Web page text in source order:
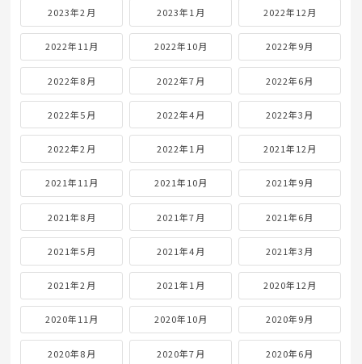
2023年2月 2023年1月 2022年12月
2022年11月 2022年10月 2022年9月
2022年8月 2022年7月 2022年6月
2022年5月 2022年4月 2022年3月
2022年2月 2022年1月 2021年12月
2021年11月 2021年10月 2021年9月
2021年8月 2021年7月 2021年6月
2021年5月 2021年4月 2021年3月
2021年2月 2021年1月 2020年12月
2020年11月 2020年10月 2020年9月
2020年8月 2020年7月 2020年6月